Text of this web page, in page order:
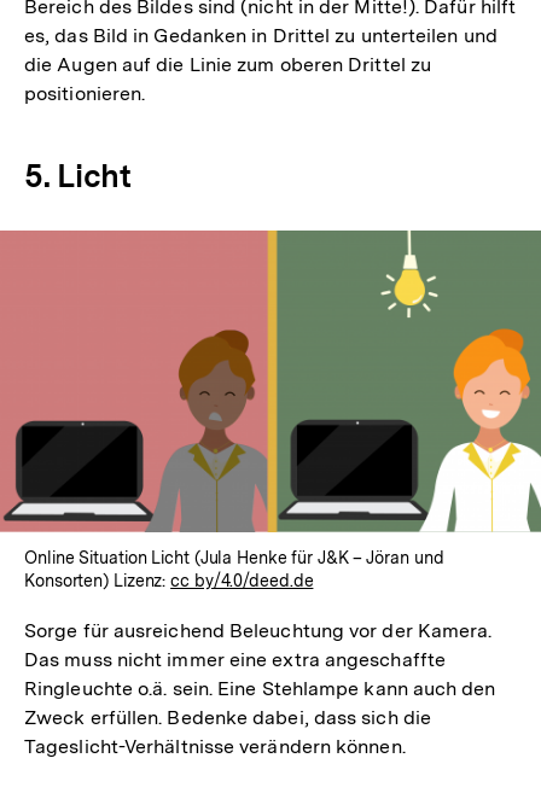
Bereich des Bildes sind (nicht in der Mitte!). Dafür hilft
es, das Bild in Gedanken in Drittel zu unterteilen und
die Augen auf die Linie zum oberen Drittel zu
positionieren.
5. Licht
Online Situation Licht (Jula Henke für J&K – Jöran und
Konsorten) Lizenz:cc by/4.0/deed.de
Sorge für ausreichend Beleuchtung vor der Kamera.
Das muss nicht immer eine extra angeschaffte
Ringleuchte o.ä. sein. Eine Stehlampe kann auch den
Zweck erfüllen. Bedenke dabei, dass sich die
Tageslicht-Verhältnisse verändern können.